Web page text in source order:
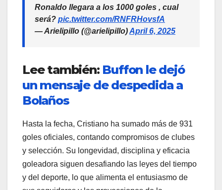
Ronaldo llegara a los 1000 goles , cual
será? pic.twitter.com/RNFRHovsfA
— Arielipillo (@arielipillo)April 6, 2025
Lee también: Buffon le dejó
un mensaje de despedida a
Bolaños
Hasta la fecha, Cristiano ha sumado más de 931
goles oficiales, contando compromisos de clubes
y selección. Su longevidad, disciplina y eficacia
goleadora siguen desafiando las leyes del tiempo
y del deporte, lo que alimenta el entusiasmo de